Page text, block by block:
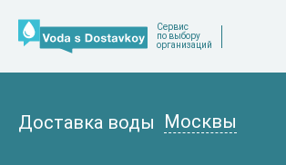
Сервис
по выбору
организаций
Доставка воды Москвы